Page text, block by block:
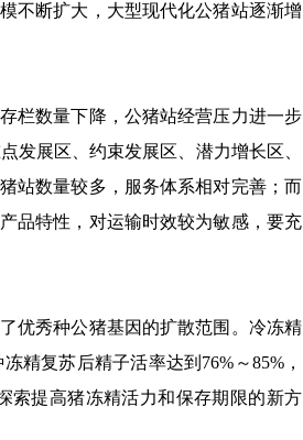
断扩大，大型现代化公猪站逐渐增
栏数量下降，公猪站经营压力进一步
发展区、约束发展区、潜力增长区、
站数量较多，服务体系相对完善；而
品特性，对运输时效较为敏感，要充
优秀种公猪基因的扩散范围。冷冻精
精复苏后精子活率达到76%～85%，
索提高猪冻精活力和保存期限的新方